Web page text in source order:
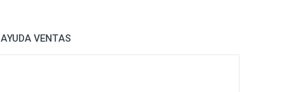
AYUDA VENTAS